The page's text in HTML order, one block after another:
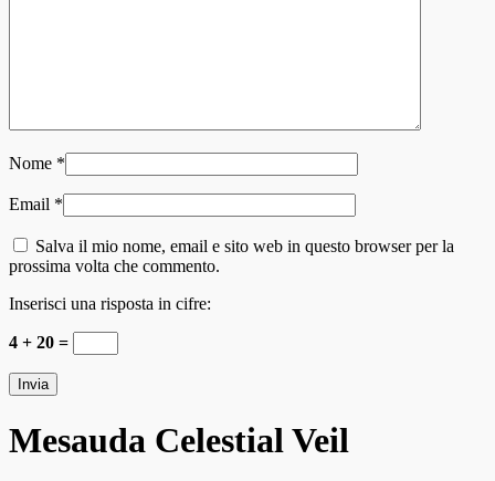
Nome *
Email *
Salva il mio nome, email e sito web in questo browser per la
prossima volta che commento.
Inserisci una risposta in cifre:
4 + 20 =
Mesauda Celestial Veil